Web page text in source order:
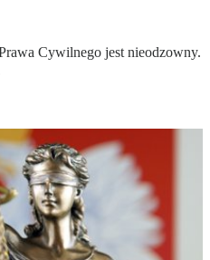
Cywilnego jest nieodzowny.